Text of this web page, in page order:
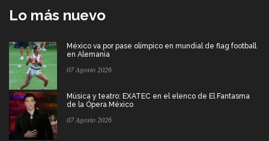
Lo más nuevo
México va por pase olímpico en mundial de flag football
en Alemania
07 Agosto 2026
Música y teatro: EXATEC en el elenco de El Fantasma
de la Ópera México
07 Agosto 2026